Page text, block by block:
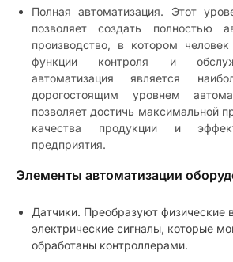
Полная автоматизация. Этот
позволяет создать полностью
производство, в котором
функции контроля и
автоматизация является
дорогостоящим уровнем
позволяет достичь максимальной
качества продукции и
предприятия.
Элементы автоматизации
Датчики. Преобразуют физические
электрические сигналы, которые
обработаны контроллерами.